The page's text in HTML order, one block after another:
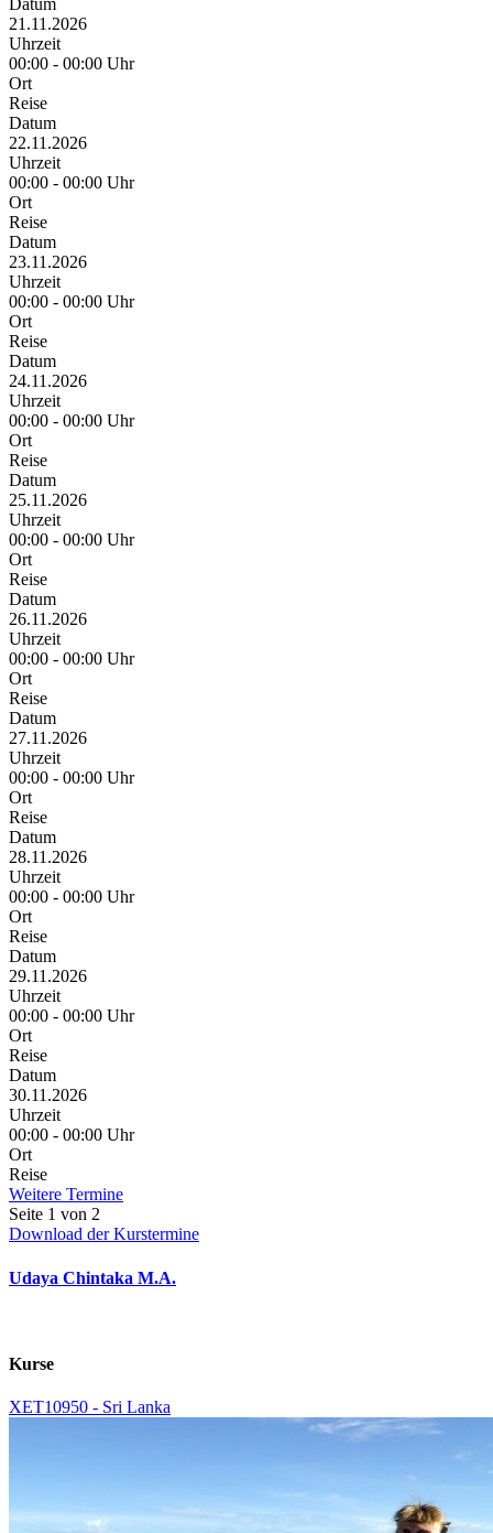
Datum
21.11.2026
Uhrzeit
00:00 - 00:00 Uhr
Ort
Reise
Datum
22.11.2026
Uhrzeit
00:00 - 00:00 Uhr
Ort
Reise
Datum
23.11.2026
Uhrzeit
00:00 - 00:00 Uhr
Ort
Reise
Datum
24.11.2026
Uhrzeit
00:00 - 00:00 Uhr
Ort
Reise
Datum
25.11.2026
Uhrzeit
00:00 - 00:00 Uhr
Ort
Reise
Datum
26.11.2026
Uhrzeit
00:00 - 00:00 Uhr
Ort
Reise
Datum
27.11.2026
Uhrzeit
00:00 - 00:00 Uhr
Ort
Reise
Datum
28.11.2026
Uhrzeit
00:00 - 00:00 Uhr
Ort
Reise
Datum
29.11.2026
Uhrzeit
00:00 - 00:00 Uhr
Ort
Reise
Datum
30.11.2026
Uhrzeit
00:00 - 00:00 Uhr
Ort
Reise
Weitere Termine
Seite 1 von 2
Download der Kurstermine
Udaya Chintaka M.A.
Kurse
XET10950 - Sri Lanka